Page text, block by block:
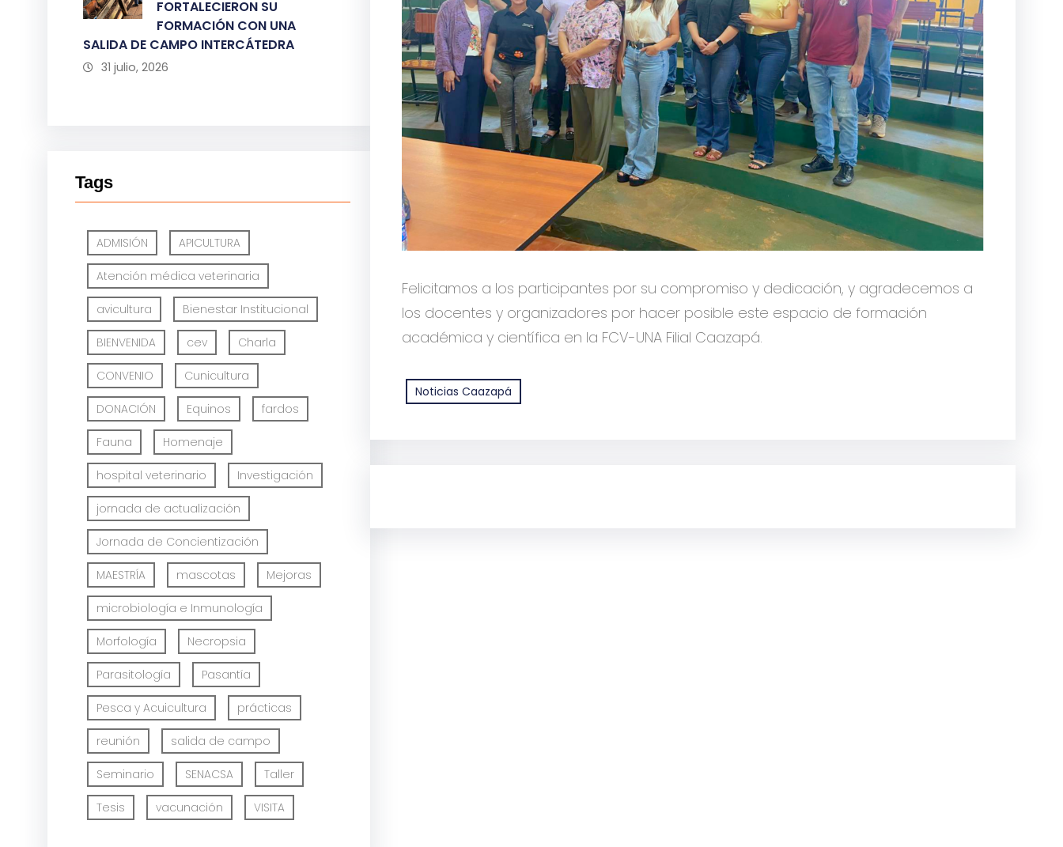
FORTALECIERON SU
FORMACIÓN CON UNA
SALIDA DE CAMPO INTERCÁTEDRA
31 julio, 2026
Tags
ADMISIÓN APICULTURA
Atención médica veterinaria
avicultura Bienestar Institucional
BIENVENIDA cev Charla
CONVENIO Cunicultura
DONACIÓN Equinos fardos
Fauna Homenaje
hospital veterinario Investigación
jornada de actualización
Jornada de Concientización
MAESTRÍA mascotas Mejoras
microbiología e Inmunología
Morfología Necropsia
Parasitología Pasantía
Pesca y Acuicultura prácticas
reunión salida de campo
Seminario SENACSA Taller
Tesis vacunación VISITA
Felicitamos a los participantes por su compromiso y dedicación, y agradecemos a
los docentes y organizadores por hacer posible este espacio de formación
académica y científica en la FCV-UNA Filial Caazapá.
Noticias Caazapá